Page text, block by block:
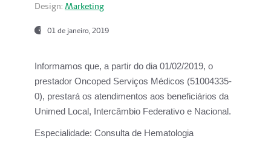
Design: Marketing
01 de janeiro, 2019
Informamos que, a partir do dia 01/02/2019, o
prestador Oncoped Serviços Médicos (51004335-
0), prestará os atendimentos aos beneficiários da
Unimed Local, Intercâmbio Federativo e Nacional.
Especialidade: Consulta de Hematologia